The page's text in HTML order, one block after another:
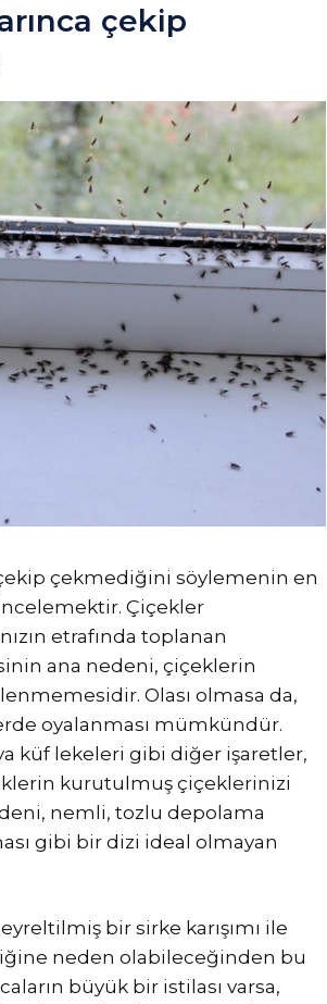
çekip
çekmediğini söylemenin en
Çiçekler
etrafında toplanan
ana nedeni, çiçeklerin
Olası olmasa da,
oyalanması mümkündür.
küf lekeleri gibi diğer işaretler,
kurutulmuş çiçeklerinizi
nemli, tozlu depolama
gibi bir dizi ideal olmayan
bir sirke karışımı ile
neden olabileceğinden bu
büyük bir istilası varsa,